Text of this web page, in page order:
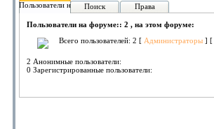
Пользователи на форуме:
Поиск Права
Пользователи на форуме:: 2 , на этом форуме:
Всего пользователей: 2 [ Администраторы ] [
2 Анонимные пользователи:
0 Зарегистрированные пользователи: